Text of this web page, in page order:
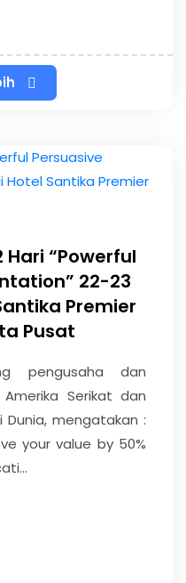
“Powerful
22-23
Premier
Pusat
pengusaha dan
Serikat dan
mengatakan :
your value by 50%